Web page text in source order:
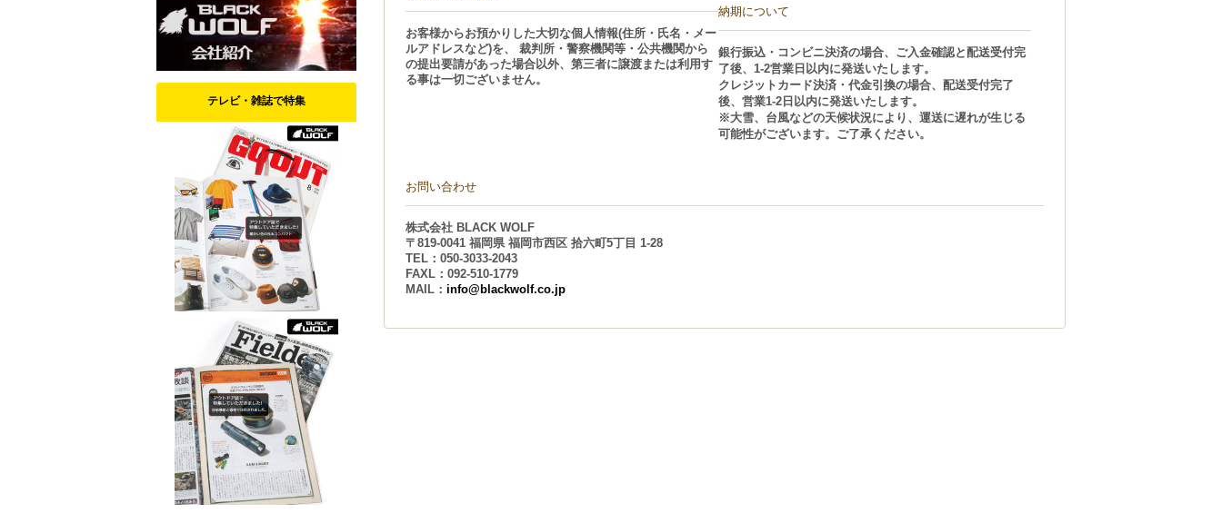
お客様からお預かりした大切な個人情報(住所・氏名・メー
ルアドレスなど)を、 裁判所・警察機関等・公共機関から
の提出要請があった場合以外、第三者に譲渡または利用す
る事は一切ございません。
納期について
銀行振込・コンビニ決済の場合、ご入金確認と配送受付完
了後、1-2営業日以内に発送いたします。
クレジットカード決済・代金引換の場合、配送受付完了
後、営業1-2日以内に発送いたします。
※大雪、台風などの天候状況により、運送に遅れが生じる
可能性がございます。ご了承ください。
お問い合わせ
株式会社 BLACK WOLF
〒819-0041 福岡県 福岡市西区 拾六町5丁目 1-28
TEL：050-3033-2043
FAXL：092-510-1779
MAIL： info@blackwolf.co.jp
テレビ・雑誌で特集